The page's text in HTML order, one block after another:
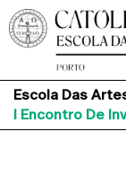
Escola Das
I Encontro De